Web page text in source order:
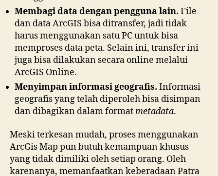
Membagi data dengan pengguna lain. File
dan data ArcGIS bisa ditransfer, jadi tidak
harus menggunakan satu PC untuk bisa
memproses data peta. Selain ini, transfer ini
juga bisa dilakukan secara online melalui
ArcGIS Online.
Menyimpan informasi geografis. Informasi
geografis yang telah diperoleh bisa disimpan
dan dibagikan dalam formatmetadata.
Meski terkesan mudah, proses menggunakan
ArcGis Map pun butuh kemampuan khusus
yang tidak dimiliki oleh setiap orang. Oleh
karenanya, memanfaatkan keberadaan Patra